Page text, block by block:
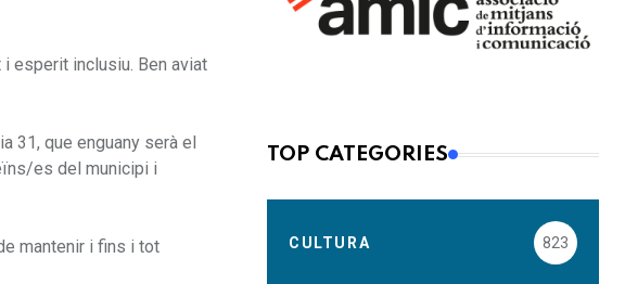
i esperit inclusiu. Ben aviat
31, que enguany serà el
es del municipi i
mantenir i fins i tot
TOP CATEGORIES
CULTURA 823